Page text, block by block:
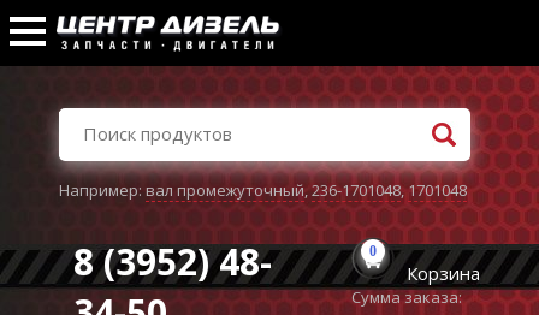
Например:вал промежуточный,236-1701048,1701048
8 (3952) 48-
0
Корзина
Сумма заказа: